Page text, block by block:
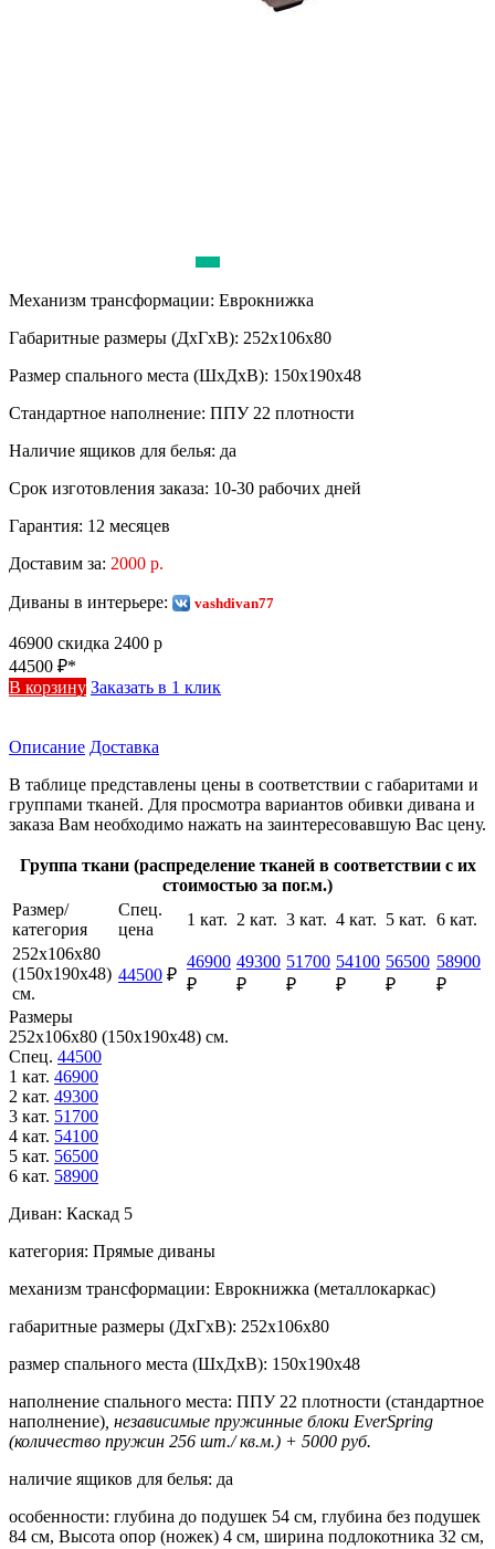
Механизм трансформации: Еврокнижка
Габаритные размеры (ДхГхВ): 252х106х80
Размер спального места (ШхДхВ): 150х190х48
Стандартное наполнение: ППУ 22 плотности
Наличие ящиков для белья: да
Срок изготовления заказа: 10-30 рабочих дней
Гарантия: 12 месяцев
Доставим за: 2000 р.
Диваны в интерьере: vashdivan77
46900 скидка 2400 р
44500 ₽*
В корзину Заказать в 1 клик
Описание Доставка
В таблице представлены цены в соответствии с габаритами и
группами тканей. Для просмотра вариантов обивки дивана и
заказа Вам необходимо нажать на заинтересовавшую Вас цену.
Группа ткани (распределение тканей в соответствии с их
стоимостью за пог.м.)
Размер/
категория
Спец.
цена
1 кат. 2 кат. 3 кат. 4 кат. 5 кат. 6 кат.
252х106х80
(150х190х48)
см.
44500 ₽
46900
₽
49300
₽
51700
₽
54100
₽
56500
₽
58900
₽
Размеры
252х106х80 (150х190х48) см.
Спец. 44500
1 кат. 46900
2 кат. 49300
3 кат. 51700
4 кат. 54100
5 кат. 56500
6 кат. 58900
Диван: Каскад 5
категория: Прямые диваны
механизм трансформации: Еврокнижка (металлокаркас)
габаритные размеры (ДхГхВ): 252х106х80
размер спального места (ШхДхВ): 150х190х48
наполнение спального места: ППУ 22 плотности (стандартное
наполнение) , независимые пружинные блоки EverSpring
(количество пружин 256 шт./ кв.м.) + 5000 руб.
наличие ящиков для белья: да
особенности: глубина до подушек 54 см, глубина без подушек
84 см, Высота опор (ножек) 4 см, ширина подлокотника 32 см,